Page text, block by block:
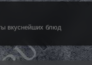
вкуснейших блюд